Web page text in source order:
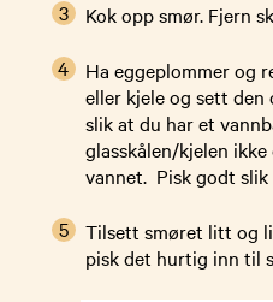
Kok opp smør. Fjern
Ha eggeplommer og
eller kjele og sett den
slik at du har et
glasskålen/kjelen
vannet. Pisk godt
Tilsett smøret litt og
pisk det hurtig inn til